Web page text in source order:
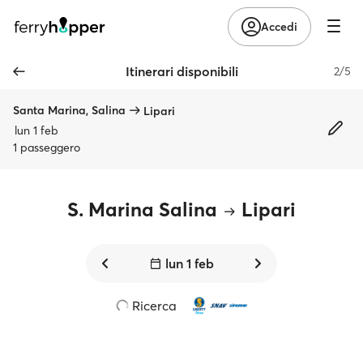
Accedi
Itinerari disponibili 2/5
Santa Marina, Salina
Lipari
lun 1 feb
1 passeggero
S. Marina Salina Lipari
lun 1 feb
Ricerca